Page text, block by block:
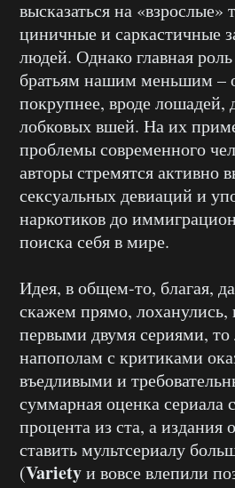
высказаться на «взрослые»
циничные и саркастичные
людей. Однако главная
братьям нашим меньшим –
покрупнее, вроде лошадей,
лобковых вшей. На их
проблемы современного
авторы стремятся активно
сексуальных девиаций и
наркотиков до
поиска себя в мире.
Идея, в общем-то, благая,
скажем прямо, лоханулись,
первыми двумя сериями, то
напополам с критиками
въедливыми и
суммарная оценка сериала
процента из ста, а издания
ставить мультсериалу
(Varietyи вовсе влепили